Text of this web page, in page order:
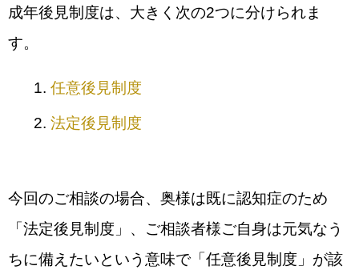
成年後見制度は、大きく次の2つに分けられま
す。
任意後見制度
法定後見制度
今回のご相談の場合、奥様は既に認知症のため
「法定後見制度」、ご相談者様ご自身は元気なう
ちに備えたいという意味で「任意後見制度」が該